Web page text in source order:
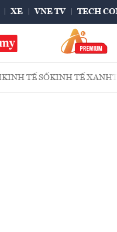
XE VNE TV TECH
KINH TẾ SỐKINH TẾ XANH